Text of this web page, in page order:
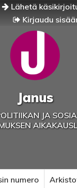
Lähetä
Kirjaudu
Janus
JA
numero